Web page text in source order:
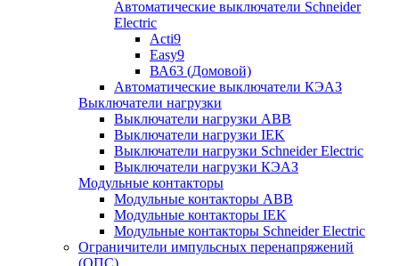
Автоматические выключатели Schneider
Electric
Acti9
Easy9
ВА63 (Домовой)
Автоматические выключатели КЭАЗ
Выключатели нагрузки
Выключатели нагрузки ABB
Выключатели нагрузки IEK
Выключатели нагрузки Schneider Electric
Выключатели нагрузки КЭАЗ
Модульные контакторы
Модульные контакторы ABB
Модульные контакторы IEK
Модульные контакторы Schneider Electric
Ограничители импульсных перенапряжений
(ОПС)